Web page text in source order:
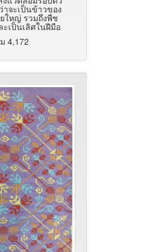
จะเป็นข้าวของ
ใหญ่ รวมถึงพืช
เป็นเลิศในฝีมือ
4,172